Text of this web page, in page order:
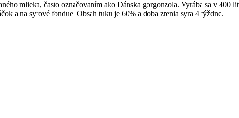
mlieka, často označovaním ako Dánska gorgonzola. Vyrába sa v 400
a na syrové fondue. Obsah tuku je 60% a doba zrenia syra 4 týždne.